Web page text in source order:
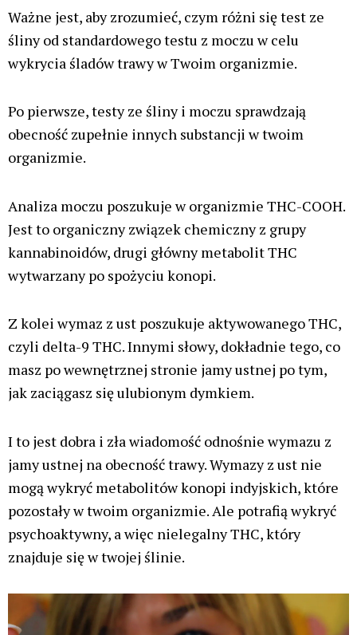
Ważne jest, aby zrozumieć, czym różni się test ze
śliny od standardowego testu z moczu w celu
wykrycia śladów trawy w Twoim organizmie.
Po pierwsze, testy ze śliny i moczu sprawdzają
obecność zupełnie innych substancji w twoim
organizmie.
Analiza moczu poszukuje w organizmie THC-COOH.
Jest to organiczny związek chemiczny z grupy
kannabinoidów, drugi główny metabolit THC
wytwarzany po spożyciu konopi.
Z kolei wymaz z ust poszukuje aktywowanego THC,
czyli delta-9 THC. Innymi słowy, dokładnie tego, co
masz po wewnętrznej stronie jamy ustnej po tym,
jak zaciągasz się ulubionym dymkiem.
I to jest dobra i zła wiadomość odnośnie wymazu z
jamy ustnej na obecność trawy. Wymazy z ust nie
mogą wykryć metabolitów konopi indyjskich, które
pozostały w twoim organizmie. Ale potrafią wykryć
psychoaktywny, a więc nielegalny THC, który
znajduje się w twojej ślinie.